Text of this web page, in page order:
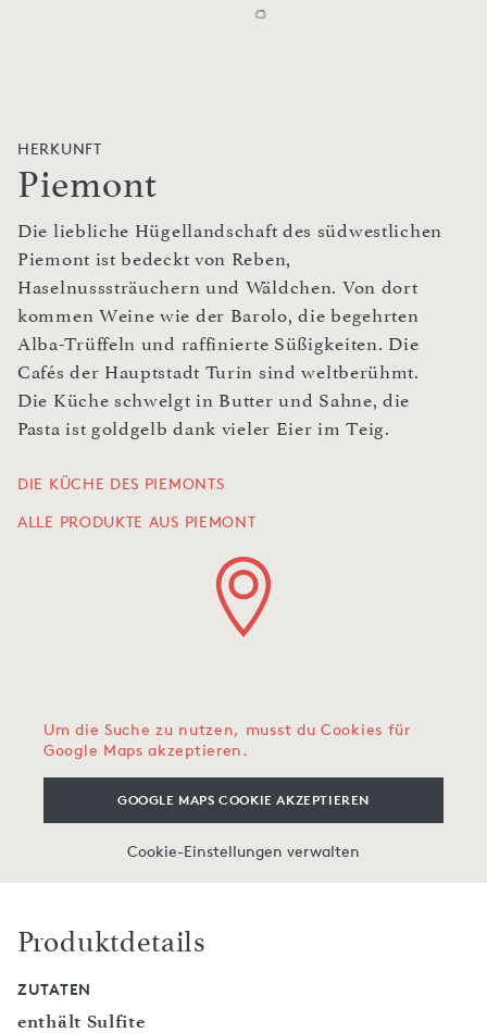
HERKUNFT
Piemont
Die liebliche Hügellandschaft des südwestlichen
Piemont ist bedeckt von Reben,
Haselnusssträuchern und Wäldchen. Von dort
kommen Weine wie der Barolo, die begehrten
Alba-Trüffeln und raffinierte Süßigkeiten. Die
Cafés der Hauptstadt Turin sind weltberühmt.
Die Küche schwelgt in Butter und Sahne, die
Pasta ist goldgelb dank vieler Eier im Teig.
DIE KÜCHE DES PIEMONTS
ALLE PRODUKTE AUS PIEMONT
Um die Suche zu nutzen, musst du Cookies für
Google Maps akzeptieren.
GOOGLE MAPS COOKIE AKZEPTIEREN
Cookie-Einstellungen verwalten
Produktdetails
ZUTATEN
enthält Sulfite